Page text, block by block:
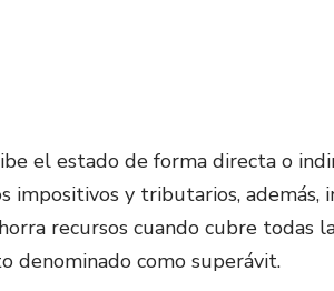
el estado de forma directa o
impositivos y tributarios, además,
recursos cuando cubre todas
denominado como superávit.